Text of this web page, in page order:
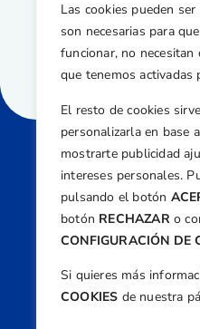
Las cookies pueden
son necesarias para
funcionar, no
que tenemos activadas
El resto de cookies
personalizarla en base
mostrarte publicidad
intereses personales.
pulsando el botón
botón RECHAZARo
CONFIGURACIÓN DE
Si quieres más
COOKIES de nuestra